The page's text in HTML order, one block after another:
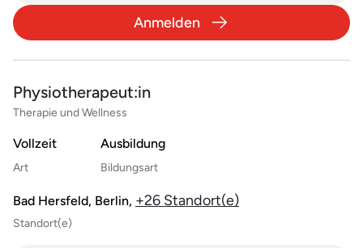
Anmelden
Physiotherapeut:in
Therapie und Wellness
Vollzeit
Art
Ausbildung
Bildungsart
Bad Hersfeld, Berlin, +26 Standort(e)
Standort(e)